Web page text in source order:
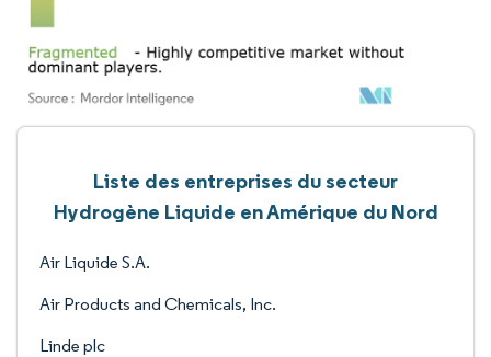
Liste des entreprises du secteur
Hydrogène Liquide en Amérique du Nord
Air Liquide S.A.
Air Products and Chemicals, Inc.
Linde plc